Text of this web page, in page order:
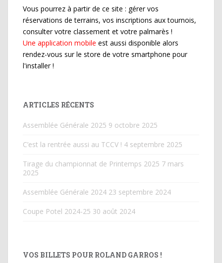
Vous pourrez à partir de ce site : gérer vos
réservations de terrains, vos inscriptions aux tournois,
consulter votre classement et votre palmarès !
Une application mobile est aussi disponible alors
rendez-vous sur le store de votre smartphone pour
l'installer !
ARTICLES RÉCENTS
Assemblée Générale 2025 9 octobre 2025
C’est la rentrée aussi au TCCV ! 4 septembre 2025
Tirage du championnat de Printemps 2025 7 mars
2025
Assemblée Générale 2024 23 septembre 2024
Coupe Potel 2024-25 30 août 2024
VOS BILLETS POUR ROLAND GARROS !